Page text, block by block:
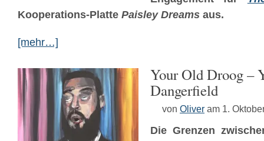
Kooperations-Platte Paisley Dreams aus.
[mehr…]
Your Old Droog –
Dangerfield
von Oliver am 1.
Die Grenzen